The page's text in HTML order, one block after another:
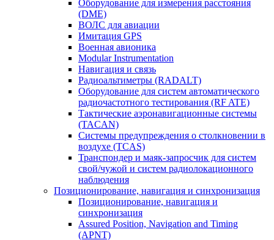
Оборудование для измерения расстояния
(DME)
ВОЛС для авиации
Имитация GPS
Военная авионика
Modular Instrumentation
Навигация и связь
Радиоальтиметры (RADALT)
Оборудование для систем автоматического
радиочастотного тестирования (RF ATE)
Тактические аэронавигационные системы
(TACAN)
Системы предупреждения о столкновении в
воздухе (TCAS)
Транспондер и маяк-запросчик для систем
свой/чужой и систем радиолокационного
наблюдения
Позиционирование, навигация и синхронизация
Позиционирование, навигация и
синхронизация
Assured Position, Navigation and Timing
(APNT)